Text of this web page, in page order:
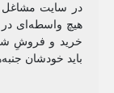
در سایت مشاغل
هیچ واسطه‌ای در
خرید و فروشِ
باید خودشان